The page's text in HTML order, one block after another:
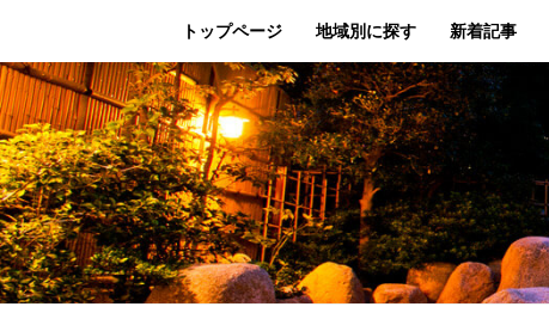
トップページ 地域別に探す 新着記事